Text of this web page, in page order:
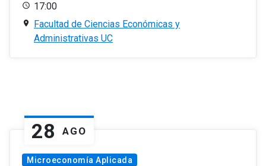
17:00
Facultad de Ciencias Económicas y
Administrativas UC
28 AGO
Microeconomía Aplicada